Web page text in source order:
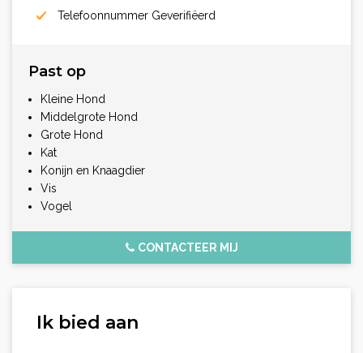
Telefoonnummer Geverifiëerd
Past op
Kleine Hond
Middelgrote Hond
Grote Hond
Kat
Konijn en Knaagdier
Vis
Vogel
CONTACTEER MIJ
Ik bied aan